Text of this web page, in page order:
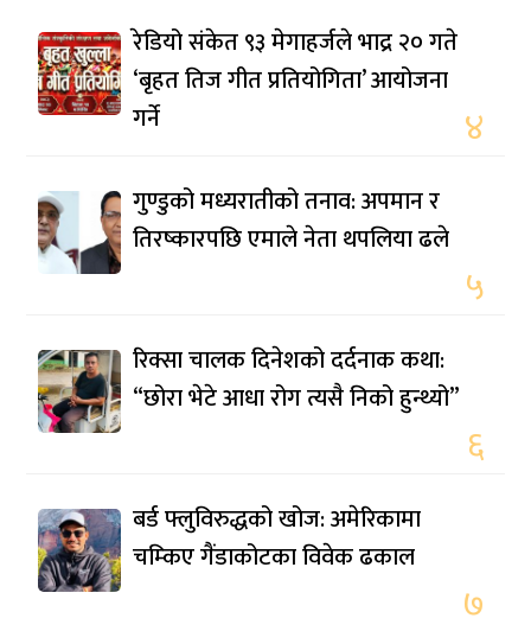
रेडियो संकेत ९३ मेगाहर्जले भाद्र २० गते
‘बृहत तिज गीत प्रतियोगिता’ आयोजना
गर्ने
४
गुण्डुको मध्यरातीको तनाव: अपमान र
तिरष्कारपछि एमाले नेता थपलिया ढले
५
रिक्सा चालक दिनेशको दर्दनाक कथा:
“छोरा भेटे आधा रोग त्यसै निको हुन्थ्यो”
६
बर्ड फ्लुविरुद्धको खोज: अमेरिकामा
चम्किए गैंडाकोटका विवेक ढकाल
७